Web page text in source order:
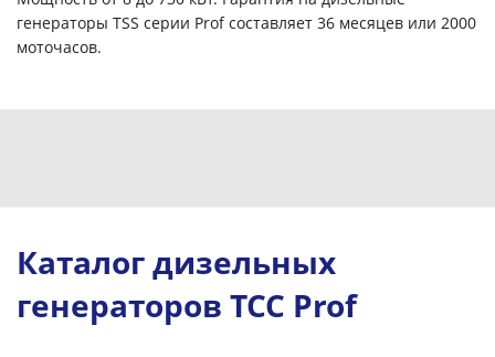
генераторы TSS серии Prof составляет 36 месяцев или 2000
моточасов.
Каталог дизельных
генераторов ТСС Prof